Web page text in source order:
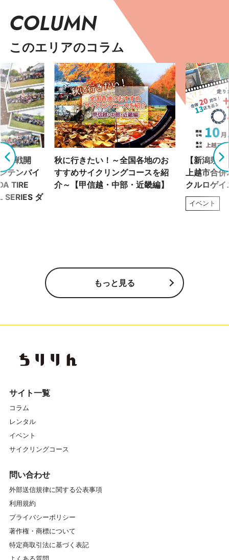
COLUMN
このエリアのコラム
7戦開
テンバイ
TIRE
SERIES ダ
秋に行きたい！～全国各地のお
すすめサイクリングコースを紹
介～【甲信越・中部・近畿編】
【新潟県
上越市合
クルロゲイ
イベント
もっと見る
サイト一覧
コラム
レンタル
イベント
サイクリングコース
問い合わせ
外部送信規律に関する公表事項
利用規約
プライバシーポリシー
著作権・商標について
特定商取引法に基づく表記